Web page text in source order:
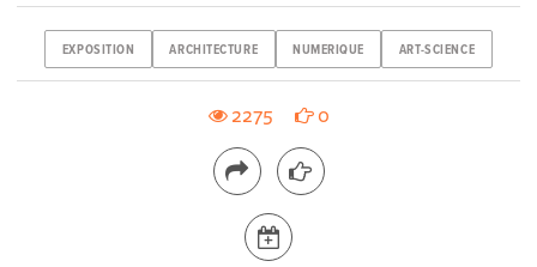
EXPOSITION ARCHITECTURE NUMERIQUE ART-SCIENCE
2275 0